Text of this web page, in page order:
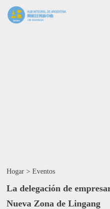
Hogar >Eventos
La delegación de
Nueva Zona de Lingang